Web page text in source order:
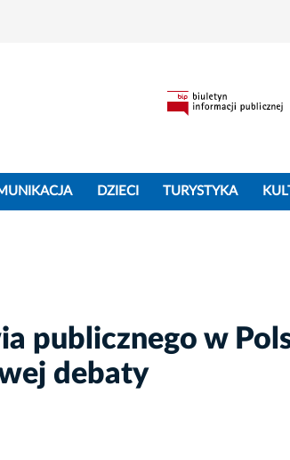
DZIECI TURYSTYKA
publicznego w
debaty